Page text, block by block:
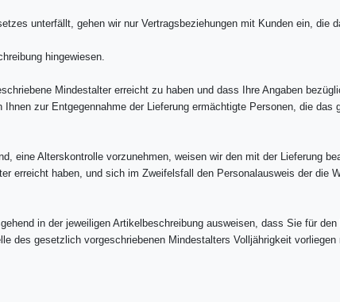
unterfällt, gehen wir nur Vertragsbeziehungen mit Kunden ein, die
hingewiesen.
Mindestalter erreicht zu haben und dass Ihre Angaben
zur Entgegennahme der Lieferung ermächtigte Personen, die
eine Alterskontrolle vorzunehmen, weisen wir den mit der Lieferung
erreicht haben, und sich im Zweifelsfall den Personalausweis der die
in der jeweiligen Artikelbeschreibung ausweisen, dass Sie für
des gesetzlich vorgeschriebenen Mindestalters Volljährigkeit vorliegen